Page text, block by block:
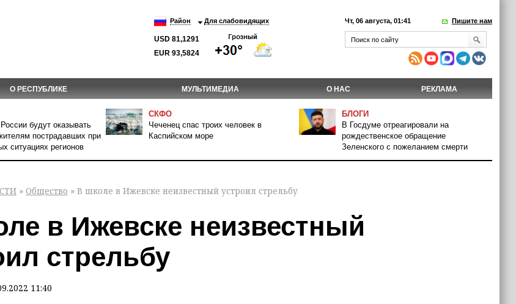
Район Для слабовидящих
USD 81,1291
EUR 93,5824
Чт, 06 августа, 01:41 Пишите нам
О РЕСПУБЛИКЕ МУЛЬТИМЕДИА О НАС РЕКЛАМА
будут оказывать
пострадавших при
ситуациях регионов
СКФО
Чеченец спас троих человек в
Каспийском море
БЛОГИ
В Госдуме отреагировали на
рождественское обращение
Зеленского с пожеланием смерти
» Общество » В школе в Ижевске неизвестный устроил стрельбу
в Ижевске неизвестный
стрельбу
11:40